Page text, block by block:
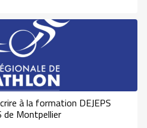
à la formation DEJEPS
de Montpellier